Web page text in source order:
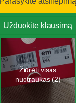
Užduokite klausimą
Žiūrėti visas
nuotraukas (2)